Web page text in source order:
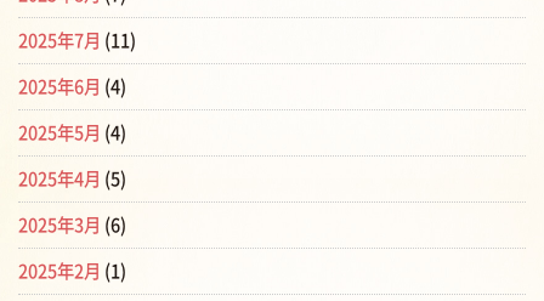
2025年7月 (11)
2025年6月 (4)
2025年5月 (4)
2025年4月 (5)
2025年3月 (6)
2025年2月 (1)